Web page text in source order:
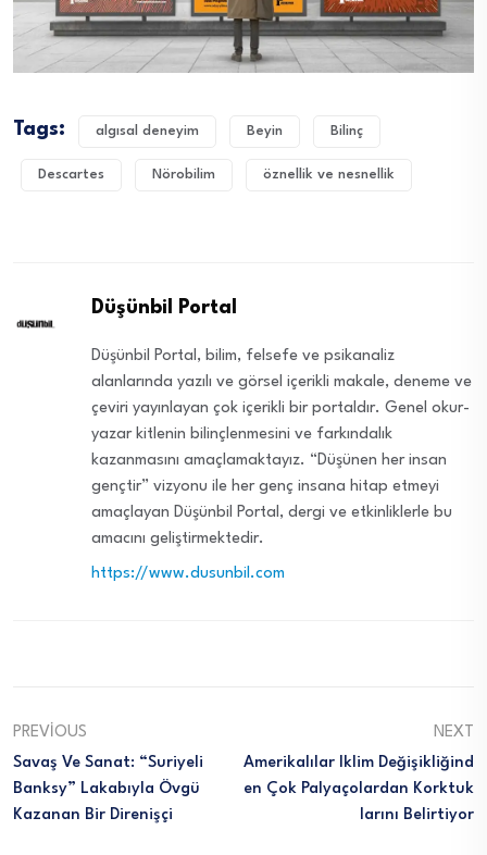
Tags: algısal deneyim Beyin Bilinç
Descartes Nörobilim öznellik ve nesnellik
Düşünbil Portal
Düşünbil Portal, bilim, felsefe ve psikanaliz
alanlarında yazılı ve görsel içerikli makale, deneme ve
çeviri yayınlayan çok içerikli bir portaldır. Genel okur-
yazar kitlenin bilinçlenmesini ve farkındalık
kazanmasını amaçlamaktayız. “Düşünen her insan
gençtir” vizyonu ile her genç insana hitap etmeyi
amaçlayan Düşünbil Portal, dergi ve etkinliklerle bu
amacını geliştirmektedir.
https://www.dusunbil.com
PREVIOUS
Savaş Ve Sanat: “Suriyeli
Banksy” Lakabıyla Övgü
Kazanan Bir Direnişçi
NEXT
Amerikalılar Iklim Değişikliğind
En Çok Palyaçolardan Korktuk
Larını Belirtiyor